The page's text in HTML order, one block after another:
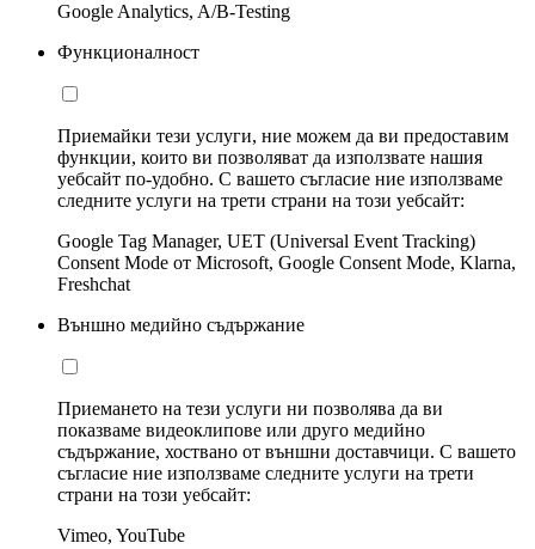
Google Analytics, A/B-Testing
Функционалност
Приемайки тези услуги, ние можем да ви предоставим
функции, които ви позволяват да използвате нашия
уебсайт по-удобно. С вашето съгласие ние използваме
следните услуги на трети страни на този уебсайт:
Google Tag Manager, UET (Universal Event Tracking)
Consent Mode от Microsoft, Google Consent Mode, Klarna,
Freshchat
Външно медийно съдържание
Приемането на тези услуги ни позволява да ви
показваме видеоклипове или друго медийно
съдържание, хоствано от външни доставчици. С вашето
съгласие ние използваме следните услуги на трети
страни на този уебсайт:
Vimeo, YouTube